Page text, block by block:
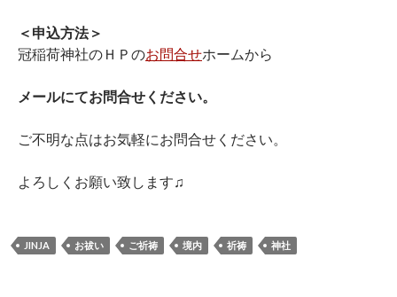
＜申込方法＞
冠稲荷神社のＨＰのお問合せホームから
メールにてお問合せください。
ご不明な点はお気軽にお問合せください。
よろしくお願い致します♫
JINJA お祓い ご祈祷 境内 祈祷 神社